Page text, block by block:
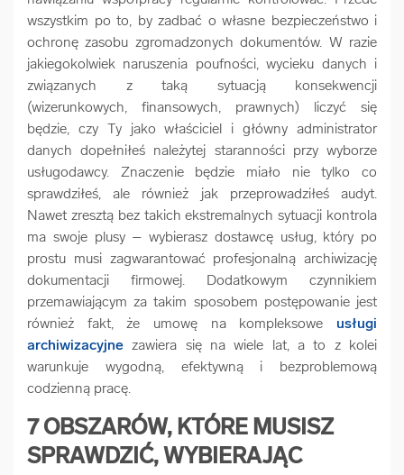
wszystkim po to, by zadbać o własne bezpieczeństwo i
ochronę zasobu zgromadzonych dokumentów. W razie
jakiegokolwiek naruszenia poufności, wycieku danych i
związanych z taką sytuacją konsekwencji
(wizerunkowych, finansowych, prawnych) liczyć się
będzie, czy Ty jako właściciel i główny administrator
danych dopełniłeś należytej staranności przy wyborze
usługodawcy. Znaczenie będzie miało nie tylko co
sprawdziłeś, ale również jak przeprowadziłeś audyt.
Nawet zresztą bez takich ekstremalnych sytuacji kontrola
ma swoje plusy – wybierasz dostawcę usług, który po
prostu musi zagwarantować profesjonalną archiwizację
dokumentacji firmowej. Dodatkowym czynnikiem
przemawiającym za takim sposobem postępowanie jest
również fakt, że umowę na kompleksowe usługi
archiwizacyjne zawiera się na wiele lat, a to z kolei
warunkuje wygodną, efektywną i bezproblemową
codzienną pracę.
7 OBSZARÓW, KTÓRE MUSISZ
SPRAWDZIĆ, WYBIERAJĄC